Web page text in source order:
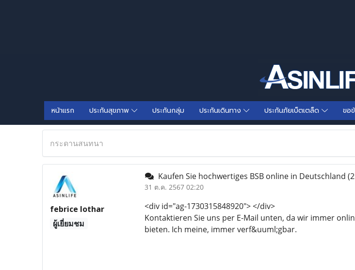
หน้าแรก ประกันสุขภาพ ประกันกลุ่ม ประกันเดินทาง ประกันภัยเบ็ตเตล็ด ขอ
กระดานสนทนา
febrice lothar
ผู้เยี่ยมชม
Kaufen Sie hochwertiges BSB online in Deutschland
31 ต.ค. 2567 02:20
<div id="ag-1730315848920"> </div>
Kontaktieren Sie uns per E-Mail unten, da wir immer
bieten. Ich meine, immer verf&uuml;gbar.